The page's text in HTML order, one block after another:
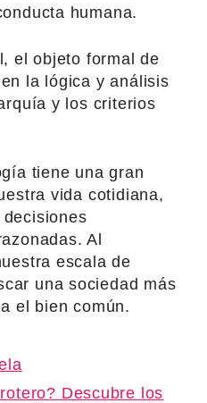
humana.
el objeto formal de
la lógica y análisis
y los criterios
tiene una gran
vida cotidiana,
Al
escala de
una sociedad más
el bien común.
Descubre los